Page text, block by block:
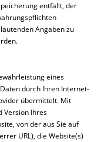
entfällt, der
Angaben zu
eines
durch Ihren Internet-
übermittelt. Mit
Version Ihres
von der aus Sie auf
URL), die Website(s)